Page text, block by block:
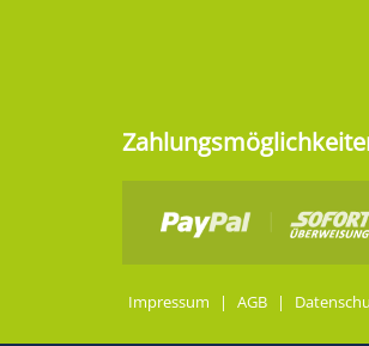
Impressum | AGB |